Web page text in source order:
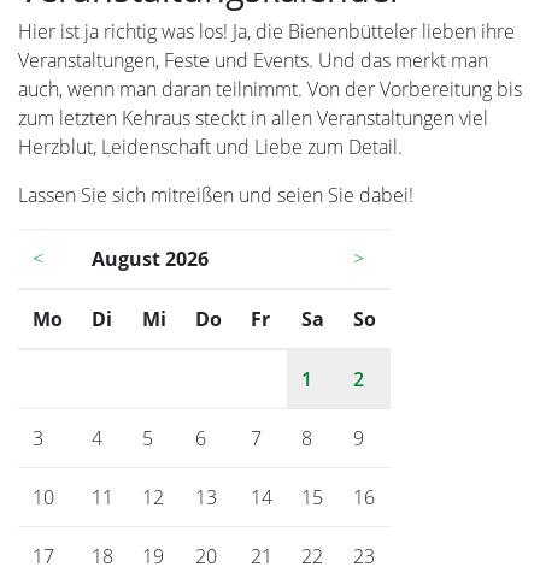
Hier ist ja richtig was los! Ja, die Bienenbütteler lieben ihre
Veranstaltungen, Feste und Events. Und das merkt man
auch, wenn man daran teilnimmt. Von der Vorbereitung bis
zum letzten Kehraus steckt in allen Veranstaltungen viel
Herzblut, Leidenschaft und Liebe zum Detail.
Lassen Sie sich mitreißen und seien Sie dabei!
< August 2026 >
Mo ntag
Di enstag
Mi ttwoch
Do nnerstag
Fr eitag
Sa mstag
So
1 2
3 4 5 6 7 8 9
10 11 12 13 14 15 16
17 18 19 20 21 22 23